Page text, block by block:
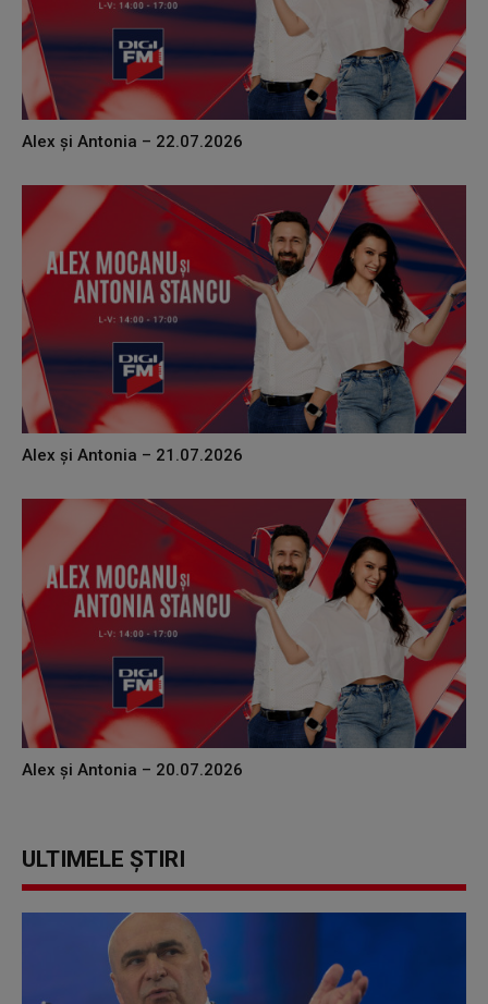
Alex și Antonia – 22.07.2026
Alex și Antonia – 21.07.2026
Alex și Antonia – 20.07.2026
ULTIMELE ȘTIRI